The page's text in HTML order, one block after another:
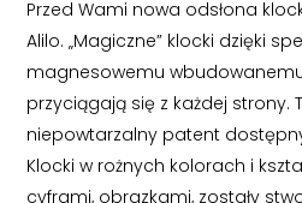
Przed Wami nowa odsłona
Alilo. „Magiczne” klocki dzięki
magnesowemu
przyciągają się z każdej strony.
niepowtarzalny patent
Klocki w rożnych kolorach i
cyframi, obrazkami, zostały